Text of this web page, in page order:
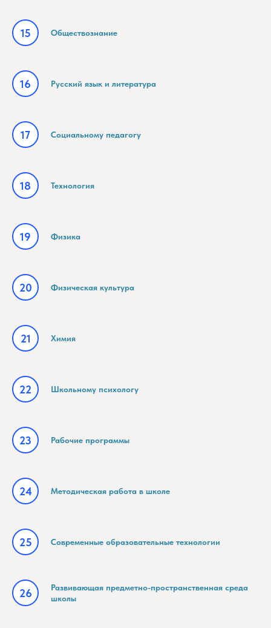
Обществознание
Русский язык и литература
Социальному педагогу
Технология
Физика
Физическая культура
Химия
Школьному психологу
Рабочие программы
Методическая работа в школе
Современные образовательные технологии
Развивающая предметно-пространственная среда
школы